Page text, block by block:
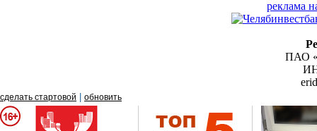
реклама
ПАО
сделать стартовой обновить